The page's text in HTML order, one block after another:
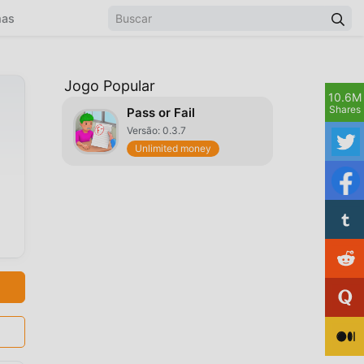
Jogo Popular
Pass or Fail
Versão: 0.3.7
Unlimited money
10.6M
Shares